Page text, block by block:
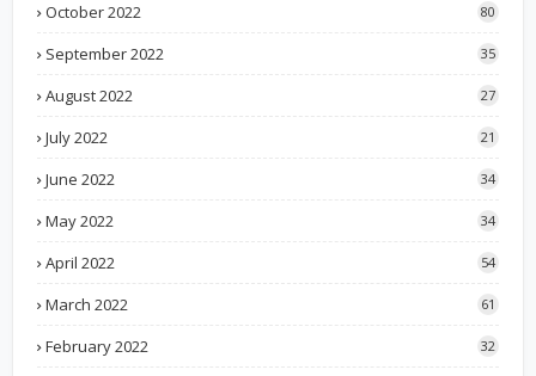
October 2022 80
September 2022 35
August 2022 27
July 2022 21
June 2022 34
May 2022 34
April 2022 54
March 2022 61
February 2022 32